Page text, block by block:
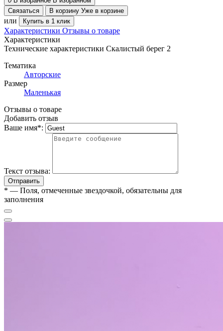
Связаться
В корзину Уже в корзине
или Купить в 1 клик
Характеристики Отзывы о товаре
Характеристики
Технические характеристики Скалистый берег 2
Тематика
Авторские
Размер
Маленькая
Отзывы о товаре
Добавить отзыв
Ваше имя*:
Текст отзыва:
Отправить
* — Поля, отмеченные звездочкой, обязательны для
заполнения